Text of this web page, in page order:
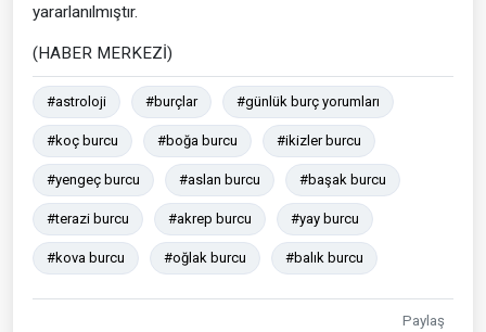
yararlanılmıştır.
(HABER MERKEZİ)
#astroloji #burçlar #günlük burç yorumları
#koç burcu #boğa burcu #ikizler burcu
#yengeç burcu #aslan burcu #başak burcu
#terazi burcu #akrep burcu #yay burcu
#kova burcu #oğlak burcu #balık burcu
Paylaş